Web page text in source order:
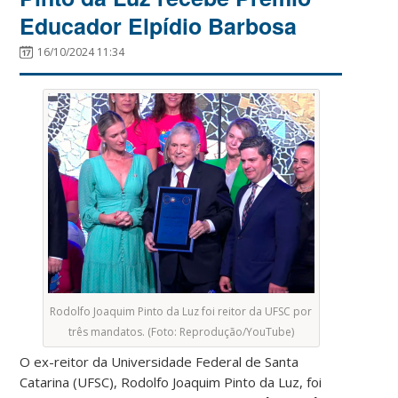
Educador Elpídio Barbosa
16/10/2024 11:34
Rodolfo Joaquim Pinto da Luz foi reitor da UFSC por
três mandatos. (Foto: Reprodução/YouTube)
O ex-reitor da Universidade Federal de Santa
Catarina (UFSC), Rodolfo Joaquim Pinto da Luz, foi